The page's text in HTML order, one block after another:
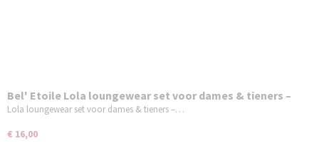
Bel' Etoile Lola loungewear set voor dames & tieners –
papieren naaipatroon
Lola loungewear set voor dames & tieners –…
€ 16,00